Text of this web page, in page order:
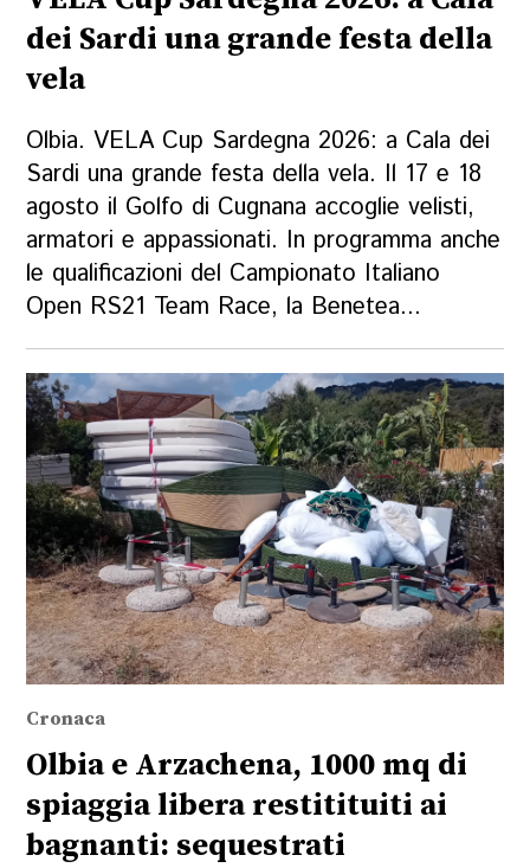
dei Sardi una grande festa della
vela
Olbia. VELA Cup Sardegna 2026: a Cala dei
Sardi una grande festa della vela. Il 17 e 18
agosto il Golfo di Cugnana accoglie velisti,
armatori e appassionati. In programma anche
le qualificazioni del Campionato Italiano
Open RS21 Team Race, la Benetea...
Cronaca
Olbia e Arzachena, 1000 mq di
spiaggia libera restitituiti ai
bagnanti: sequestrati